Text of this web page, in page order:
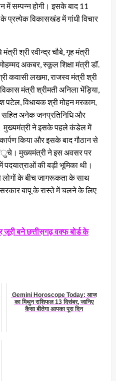
में सम्पन्न होगी। इसके बाद 11
विकासखंड में गांधी विचार
श्री रवीन्द्र चौबे, गृह मंत्री
अकबर, स्कूल शिक्षा मंत्री डॉ.
कवासी लखमा, राजस्व मंत्री श्री
मंत्री श्रीमती अनिला भेंड़िया,
पटेल, विधायक श्री मोहन मरकाम,
सहित अनेक जनप्रतिनिधि और
मुख्यमंत्री ने इसके पहले कंडेल में
किया और इसके बाद गौठान से
मुख्यमंत्री ने इस अवसर पर
पदयात्राओं की बड़ी भूमिका थी।
लोगों के बीच जागरूकता के साथ
बापू के रास्ते में चलने के लिए
बने छत्तीसगढ़ वक्फ बोर्ड के
Gemini Horoscope Today: आज
का मिथुन राशिफल 13 दिसंबर, जानिए
कैसा बीतेगा आपका पूरा दिन